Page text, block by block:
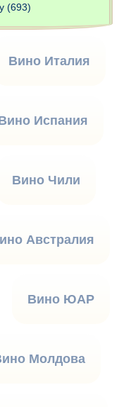
(693)
Вино Италия
Испания
Вино Чили
Австралия
Вино ЮАР
Молдова